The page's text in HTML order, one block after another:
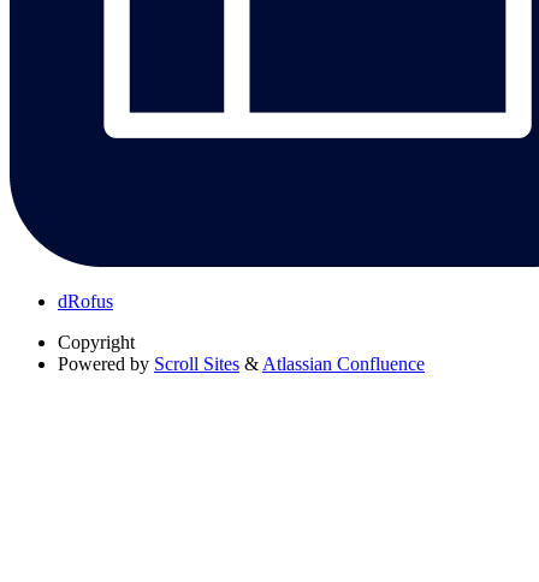
dRofus
Copyright
Powered by Scroll Sites & Atlassian Confluence